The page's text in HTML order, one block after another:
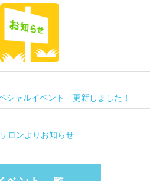
シャルイベント 更新しました！
ロンよりお知らせ